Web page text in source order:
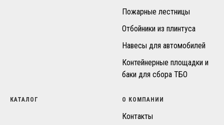
Пожарные лестницы
Отбойники из плинтуса
Навесы для автомобилей
Контейнерные площадки и
баки для сбора ТБО
КАТАЛОГ О КОМПАНИИ
Контакты